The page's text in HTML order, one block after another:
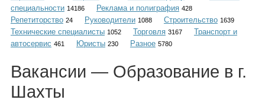
Каталог
Инфо
специальности 14186 Реклама и полиграфия 428
Репетиторство 24 Руководители 1088 Строительство 1639
Технические специалисты 1052 Торговля 3167
Транспорт и
автосервис 461 Юристы 230 Разное 5780
Вакансии — Образование в г.
Шахты